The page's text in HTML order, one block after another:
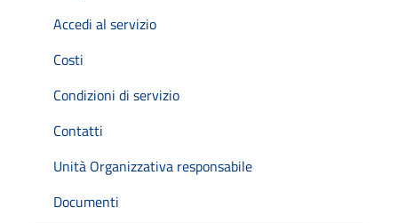
Accedi al servizio
Costi
Condizioni di servizio
Contatti
Unità Organizzativa responsabile
Documenti